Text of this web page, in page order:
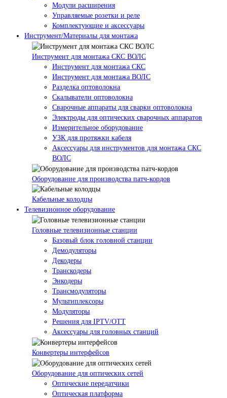
Модули расширения
Управляемые розетки и реле
Комплектующие и аксессуары
Инструмент/Материалы для монтажа
Инструмент для монтажа СКС ВОЛС
Инструмент для монтажа СКС
Инструмент для монтажа ВОЛС
Разделка оптоволокна
Скалыватели оптоволокна
Сварочные аппараты для сварки оптоволокна
Электроды для оптических сварочных аппаратов
Измерительное оборудование
УЗК для протяжки кабеля
Аксессуары для инструментов для монтажа СКС
ВОЛС
Оборудование для производства патч-кордов
Кабельные колодцы
Телевизионное оборудование
Головные телевизионные станции
Базовый блок головной станции
Демодуляторы
Декодеры
Транскодеры
Энкодеры
Трансмодуляторы
Мультиплексоры
Модуляторы
Решения для IPTV/OTT
Аксессуары для головных станций
Конвертеры интерфейсов
Оборудование для оптических сетей
Оптические передатчики
Оптическая платформа